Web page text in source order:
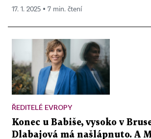
17. 1. 2025 ▪ 7 min. čtení
ŘEDITELÉ EVROPY
Konec u Babiše, vysoko v
Dlabajová má našlápnuto. A